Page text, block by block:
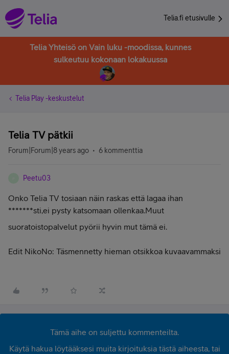
Telia.fi etusivulle
Telia Yhteisö on Vain luku -moodissa, kunnes
sulkeutuu kokonaan lokakuussa
Telia Play -keskustelut
Telia TV pätkii
Forum|Forum|8 years ago 6 kommenttia
Peetu03
Onko Telia TV tosiaan näin raskas että lagaa ihan
*******sti,ei pysty katsomaan ollenkaa.Muut
suoratoistopalvelut pyörii hyvin mut tämä ei.
Edit NikoNo: Täsmennetty hieman otsikkoa kuvaavammaksi
Tämä aihe on suljettu kommenteilta.
Käytä hakua löytääksesi muita kirjoituksia tästä aiheesta, tai